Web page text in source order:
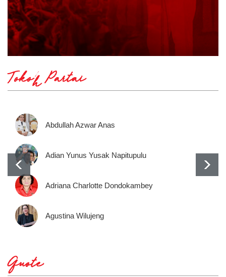
Tokoh Partai
Abdullah Azwar Anas
Adian Yunus Yusak Napitupulu
Adriana Charlotte Dondokambey
Agustina Wilujeng
Quote